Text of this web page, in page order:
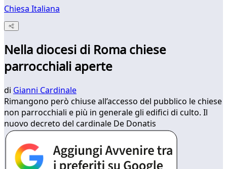
Chiesa Italiana
Nella diocesi di Roma chiese
parrocchiali aperte
di Gianni Cardinale
Rimangono però chiuse all’accesso del pubblico le chiese
non parrocchiali e più in generale gli edifici di culto. Il
nuovo decreto del cardinale De Donatis